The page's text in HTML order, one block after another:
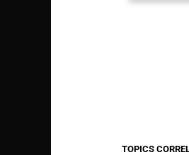
TOPICS